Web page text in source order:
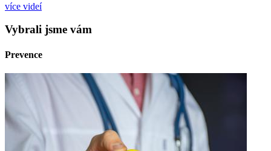
více videí
Vybrali jsme vám
Prevence